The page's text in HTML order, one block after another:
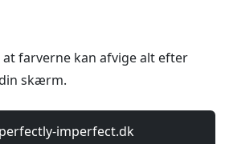
farverne kan afvige alt efter
skærm.
imperfect.dk